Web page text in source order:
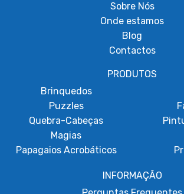
Sobre Nós
Onde estamos
Blog
Contactos
PRODUTOS
Brinquedos
Puzzles
Quebra-Cabeças
Magias
Papagaios Acrobáticos
INFORMAÇÃO